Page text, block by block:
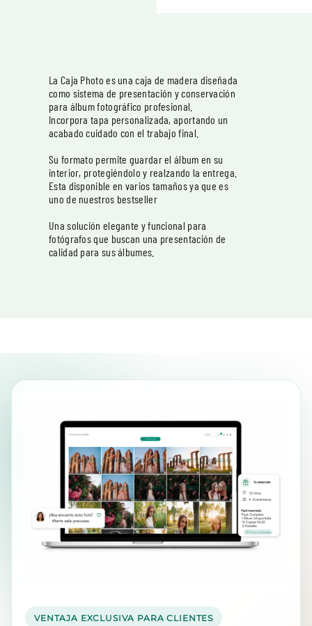
La Caja Photo es una caja de madera diseñada
como sistema de presentación y conservación
para álbum fotográfico profesional.
Incorpora tapa personalizada, aportando un
acabado cuidado con el trabajo final.
Su formato permite guardar el álbum en su
interior, protegiéndolo y realzando la entrega.
Esta disponible en varios tamaños ya que es
uno de nuestros bestseller
Una solución elegante y funcional para
fotógrafos que buscan una presentación de
calidad para sus álbumes.
VENTAJA EXCLUSIVA PARA CLIENTES